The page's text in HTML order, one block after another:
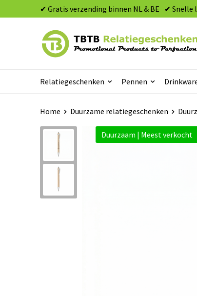
✔ Gratis verzending binnen NL & BE ✔ Snelle
Relatiegeschenken Pennen
Home Duurzame relatiegeschenken
Duurzaam | Meest verkocht